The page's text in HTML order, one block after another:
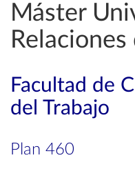
Máster
Facultad de
del Trabajo
Plan 460